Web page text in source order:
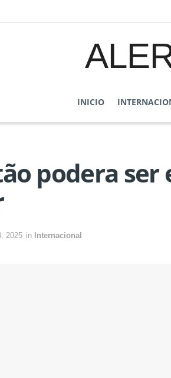
INICIO
podera ser
2025 in Internacional